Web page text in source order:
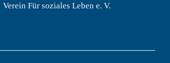
Verein Für soziales Leben e. V.